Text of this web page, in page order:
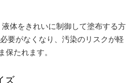
体をきれいに制御して塗布する方
要がなくなり、汚染のリスクが軽
保たれます。
ズ